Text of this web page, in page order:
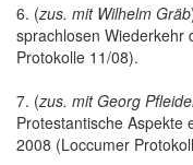
6. (zus. mit Wilhelm Gräb
sprachlosen Wiederkehr
Protokolle 11/08).
7. (zus. mit Georg
Protestantische Aspekte
2008 (Loccumer